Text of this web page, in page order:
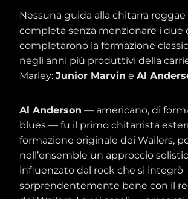
Nessuna guida alla chitarra reggae
completa senza menzionare i due
completarono la formazione
negli anni più produttivi della
Marley: Junior Marvin e Al
Al Anderson — americano, di
blues — fu il primo chitarrista
formazione originale dei Wailers,
nell’ensemble un approccio
influenzato dal rock che si integrò
sorprendentemente bene con il